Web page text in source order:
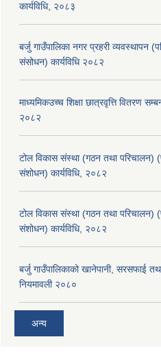
कार्यविधि, २०८३
बर्जु गाउँपालिका नगर प्रहरी व्यवस्थापन
संसोधन) कार्यविधि २०८२
माध्यमिकउच्च शिक्षा छात्रवृत्ति वितरण
२०८२
टोल विकास संस्था (गठन तथा परिचालन)
संशोधन) कार्यविधि, २०८२
टोल विकास संस्था (गठन तथा परिचालन)
संशोधन) कार्यविधि, २०८२
बर्जु गाउँपालिकाको खानेपानी, सरसफाई
नियमावली २०८०
अन्य